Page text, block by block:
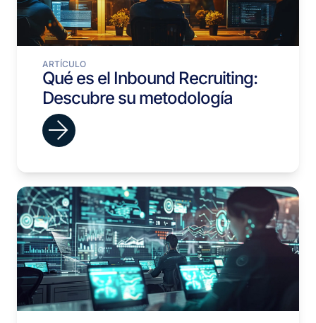
ARTÍCULO
Qué es el Inbound Recruiting:
Descubre su metodología